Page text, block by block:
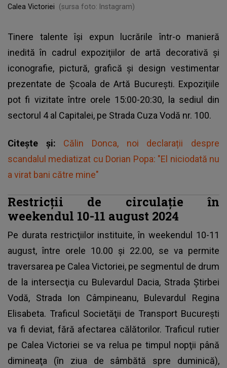
Calea Victoriei
(sursa foto: Instagram)
Tinere talente îşi expun lucrările într-o manieră
inedită în cadrul expoziţiilor de artă decorativă şi
iconografie, pictură, grafică şi design vestimentar
prezentate de Şcoala de Artă Bucureşti. Expoziţiile
pot fi vizitate între orele 15:00-20:30, la sediul din
sectorul 4 al Capitalei, pe Strada Cuza Vodă nr. 100.
Citește și: Călin Donca, noi declarații despre
scandalul mediatizat cu Dorian Popa: "El niciodată nu
a virat bani către mine"
Restricții de circulație în
weekendul 10-11 august 2024
Pe durata restricţiilor instituite, în weekendul 10-11
august, între orele 10.00 şi 22.00, se va permite
traversarea pe Calea Victoriei, pe segmentul de drum
de la intersecţia cu Bulevardul Dacia, Strada Ştirbei
Vodă, Strada Ion Câmpineanu, Bulevardul Regina
Elisabeta. Traficul Societăţii de Transport Bucureşti
va fi deviat, fără afectarea călătorilor. Traficul rutier
pe Calea Victoriei se va relua pe timpul nopţii până
dimineaţa (în ziua de sâmbătă spre duminică),